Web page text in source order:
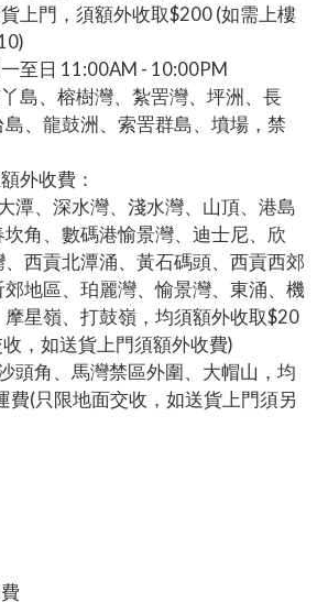
上門，須額外收取$200 (如需上樓
至日 11:00AM - 10:00PM
島、榕樹灣、紮罟灣、坪洲、長
、龍鼓洲、索罟群島、墳場，禁
外收費：
潭、深水灣、淺水灣、山頂、港島
角、數碼港愉景灣、迪士尼、欣
西貢北潭涌、黃石碼頭、西貢西郊
地區、珀麗灣、愉景灣、東涌、機
星嶺、打鼓嶺，均須額外收取$20
，如送貨上門須額外收費)
頭角、馬灣禁區外圍、大帽山，均
費(只限地面交收，如送貨上門須另